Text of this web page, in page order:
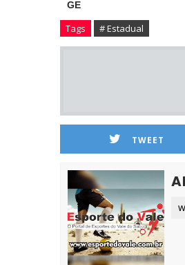
GE
Tags # Estadual
TWEET